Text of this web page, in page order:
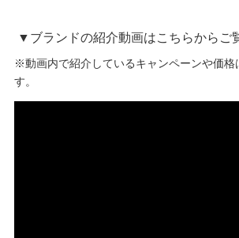
▼ブランドの紹介動画はこちらからご
※動画内で紹介しているキャンペーンや価格
す。